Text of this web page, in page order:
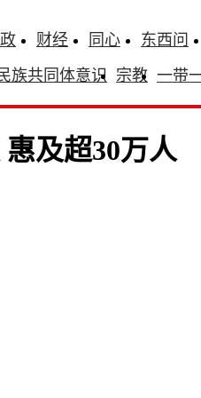
财经 同心 东西问
族共同体意识 宗教 一带
及超30万人